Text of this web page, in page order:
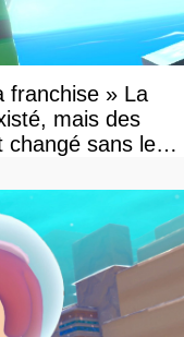
franchise » La
mais des
changé sans le